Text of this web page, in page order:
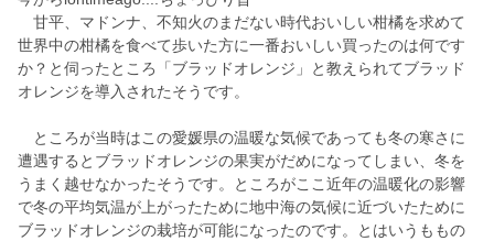
甘平、マドンナ、不知火のまだない時代おいしい柑橘を求めて
世界中の柑橘を食べて歩いた方に一番おいしい買ったのは何です
か？と伺ったところ「ブラッドオレンジ」と教えられてブラッド
オレンジを導入されたそうです。
ところが当時はこの愛媛県の温暖な気候であっても冬の寒さに
遭遇するとブラッドオレンジの果実がだめになってしまい、冬を
うまく越せなかったそうです。ところがここ近年の温暖化の影響
で冬の平均気温が上がったために地中海の気候に近づいたために
ブラッドオレンジの栽培が可能になったのです。とはいうももの